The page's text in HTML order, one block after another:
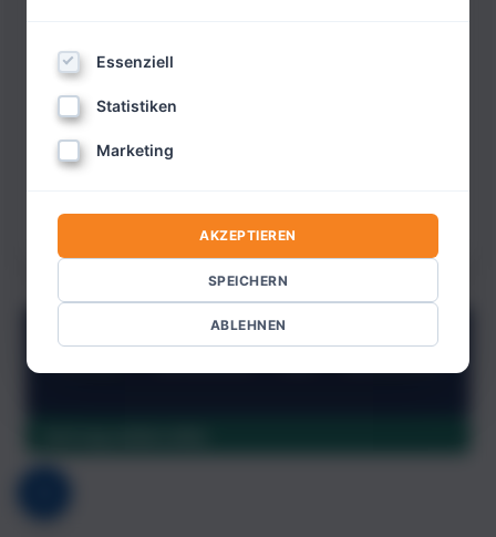
JETZT EINLOGGEN
Passwort vergessen?
Essenziell
Statistiken
Marketing
ABLEHNEN
SPEICHERN
AKZEPTIEREN